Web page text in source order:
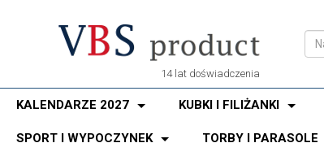
14 lat doświadczenia
KALENDARZE 2027 KUBKI I FILIŻANKI
SPORT I WYPOCZYNEK TORBY I PARASOLE